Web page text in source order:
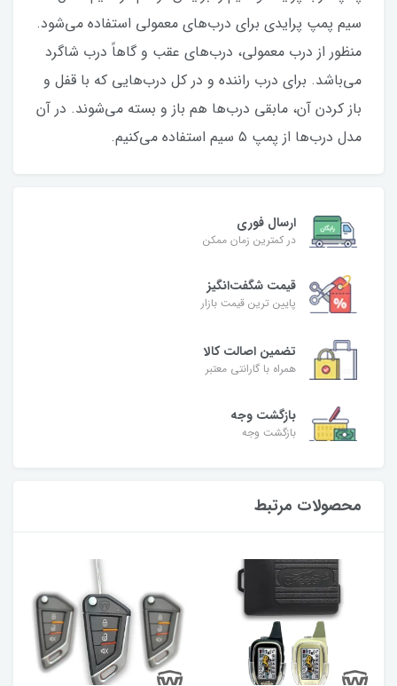
سیم پمپ پرایدی برای درب‌های معمولی استفاده می‌شود.
منظور از درب معمولی، درب‌های عقب و گاهاً درب شاگرد
می‌باشد. برای درب راننده و در کل درب‌هایی که با قفل و
باز کردن آن، مابقی درب‌ها هم باز و بسته می‌شوند. در آن
مدل درب‌ها از پمپ ۵ سیم استفاده می‌کنیم.
ارسال فوری
در کمترین زمان ممکن
قیمت شگفت‌انگیز
پایین ترین قیمت بازار
تضمین اصالت کالا
همراه با گارانتی معتبر
بازگشت وجه
بازگشت وجه
محصولات مرتبط